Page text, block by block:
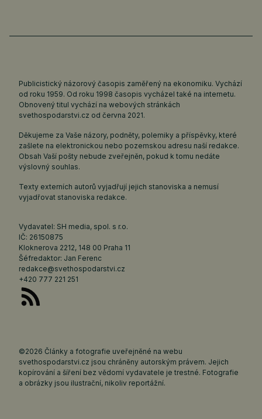
Publicistický názorový časopis zaměřený na ekonomiku. Vychází
od roku 1959. Od roku 1998 časopis vycházel také na internetu.
Obnovený titul vychází na webových stránkách
svethospodarstvi.cz od června 2021.
Děkujeme za Vaše názory, podněty, polemiky a příspěvky, které
zašlete na elektronickou nebo pozemskou adresu naší redakce.
Obsah Vaší pošty nebude zveřejněn, pokud k tomu nedáte
výslovný souhlas.
Texty externích autorů vyjadřují jejich stanoviska a nemusí
vyjadřovat stanoviska redakce.
Vydavatel: SH media, spol. s r.o.
IČ: 26150875
Kloknerova 2212, 148 00 Praha 11
Šéfredaktor: Jan Ferenc
redakce@svethospodarstvi.cz
+420 777 221 251
©2026 Články a fotografie uveřejněné na webu
svethospodarstvi.cz jsou chráněny autorským právem. Jejich
kopírování a šíření bez vědomí vydavatele je trestné. Fotografie
a obrázky jsou ilustrační, nikoliv reportážní.